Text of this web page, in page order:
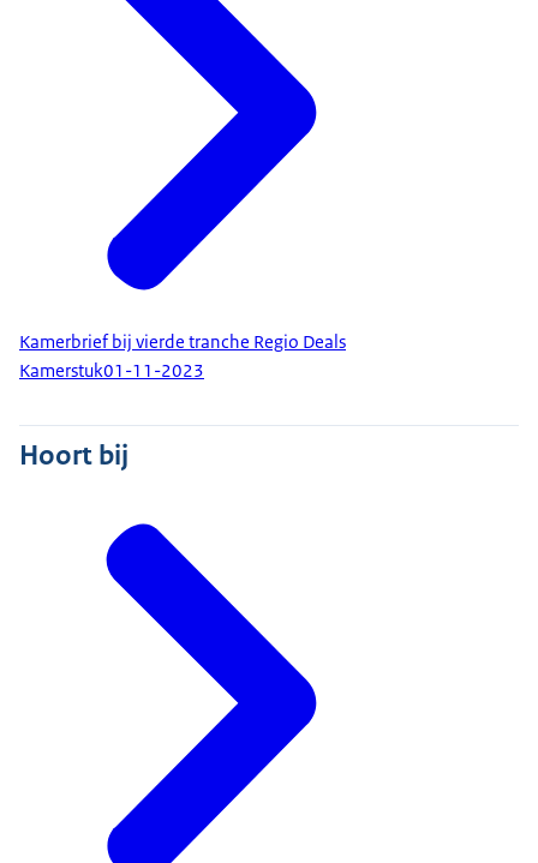
Kamerbrief bij vierde tranche Regio Deals
Kamerstuk01-11-2023
Hoort bij